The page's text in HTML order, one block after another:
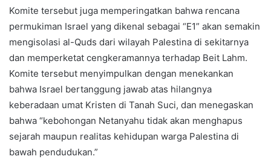
Komite tersebut juga memperingatkan bahwa rencana
permukiman Israel yang dikenal sebagai “E1” akan semakin
mengisolasi al-Quds dari wilayah Palestina di sekitarnya
dan memperketat cengkeramannya terhadap Beit Lahm.
Komite tersebut menyimpulkan dengan menekankan
bahwa Israel bertanggung jawab atas hilangnya
keberadaan umat Kristen di Tanah Suci, dan menegaskan
bahwa “kebohongan Netanyahu tidak akan menghapus
sejarah maupun realitas kehidupan warga Palestina di
bawah pendudukan.”